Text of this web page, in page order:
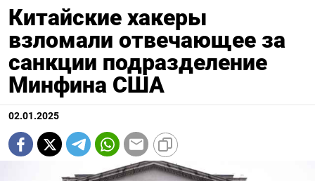
Китайские хакеры
взломали отвечающее за
санкции подразделение
Минфина США
02.01.2025